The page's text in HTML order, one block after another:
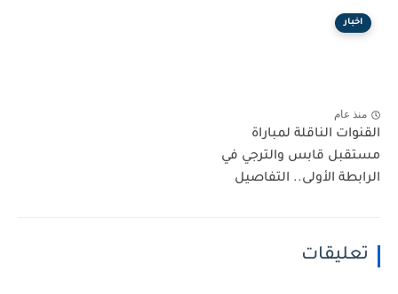
اخبار
منذ عام
القنوات الناقلة لمباراة
مستقبل قابس والترجي في
الرابطة الأولى.. التفاصيل
تعليقات